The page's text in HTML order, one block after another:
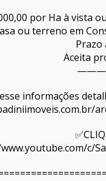
por Ha à vista
ou terreno em
Prazo
Aceita
informações
c/